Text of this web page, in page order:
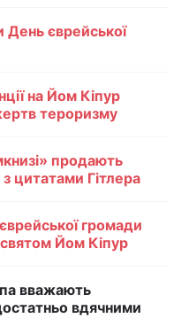
День єврейської
на Йом Кіпур
тероризму
продають
цитатами Гітлера
громади
святом Йом Кіпур
вважають
вдячними